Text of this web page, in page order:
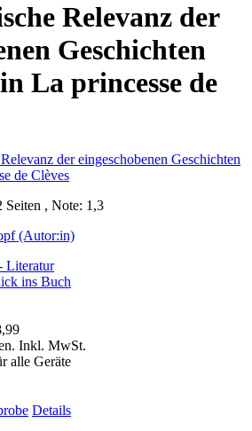
Relevanz der
Geschichten
La princesse de
Seiten , Note: 1,3
(Autor:in)
Literatur
ins Buch
Inkl. MwSt.
alle Geräte
Details